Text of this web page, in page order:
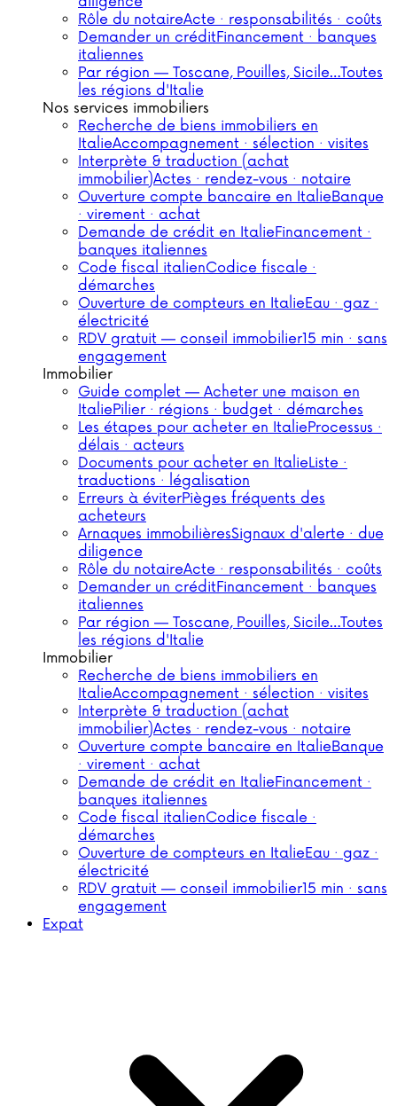
Rôle du notaireActe · responsabilités · coûts
Demander un créditFinancement · banques
italiennes
Par région — Toscane, Pouilles, Sicile…Toutes
les régions d'Italie
Nos services immobiliers
Recherche de biens immobiliers en
ItalieAccompagnement · sélection · visites
Interprète & traduction (achat
immobilier)Actes · rendez-vous · notaire
Ouverture compte bancaire en ItalieBanque
· virement · achat
Demande de crédit en ItalieFinancement ·
banques italiennes
Code fiscal italienCodice fiscale ·
démarches
Ouverture de compteurs en ItalieEau · gaz ·
électricité
RDV gratuit — conseil immobilier15 min · sans
engagement
Immobilier
Guide complet — Acheter une maison en
ItaliePilier · régions · budget · démarches
Les étapes pour acheter en ItalieProcessus ·
délais · acteurs
Documents pour acheter en ItalieListe ·
traductions · légalisation
Erreurs à éviterPièges fréquents des
acheteurs
Arnaques immobilièresSignaux d'alerte · due
diligence
Rôle du notaireActe · responsabilités · coûts
Demander un créditFinancement · banques
italiennes
Par région — Toscane, Pouilles, Sicile…Toutes
les régions d'Italie
Immobilier
Recherche de biens immobiliers en
ItalieAccompagnement · sélection · visites
Interprète & traduction (achat
immobilier)Actes · rendez-vous · notaire
Ouverture compte bancaire en ItalieBanque
· virement · achat
Demande de crédit en ItalieFinancement ·
banques italiennes
Code fiscal italienCodice fiscale ·
démarches
Ouverture de compteurs en ItalieEau · gaz ·
électricité
RDV gratuit — conseil immobilier15 min · sans
engagement
Expat